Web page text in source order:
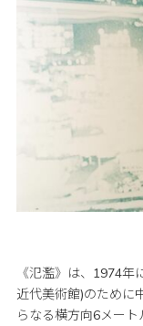
《氾濫》は、1974
近代美術館)のために
らなる横方向6メー